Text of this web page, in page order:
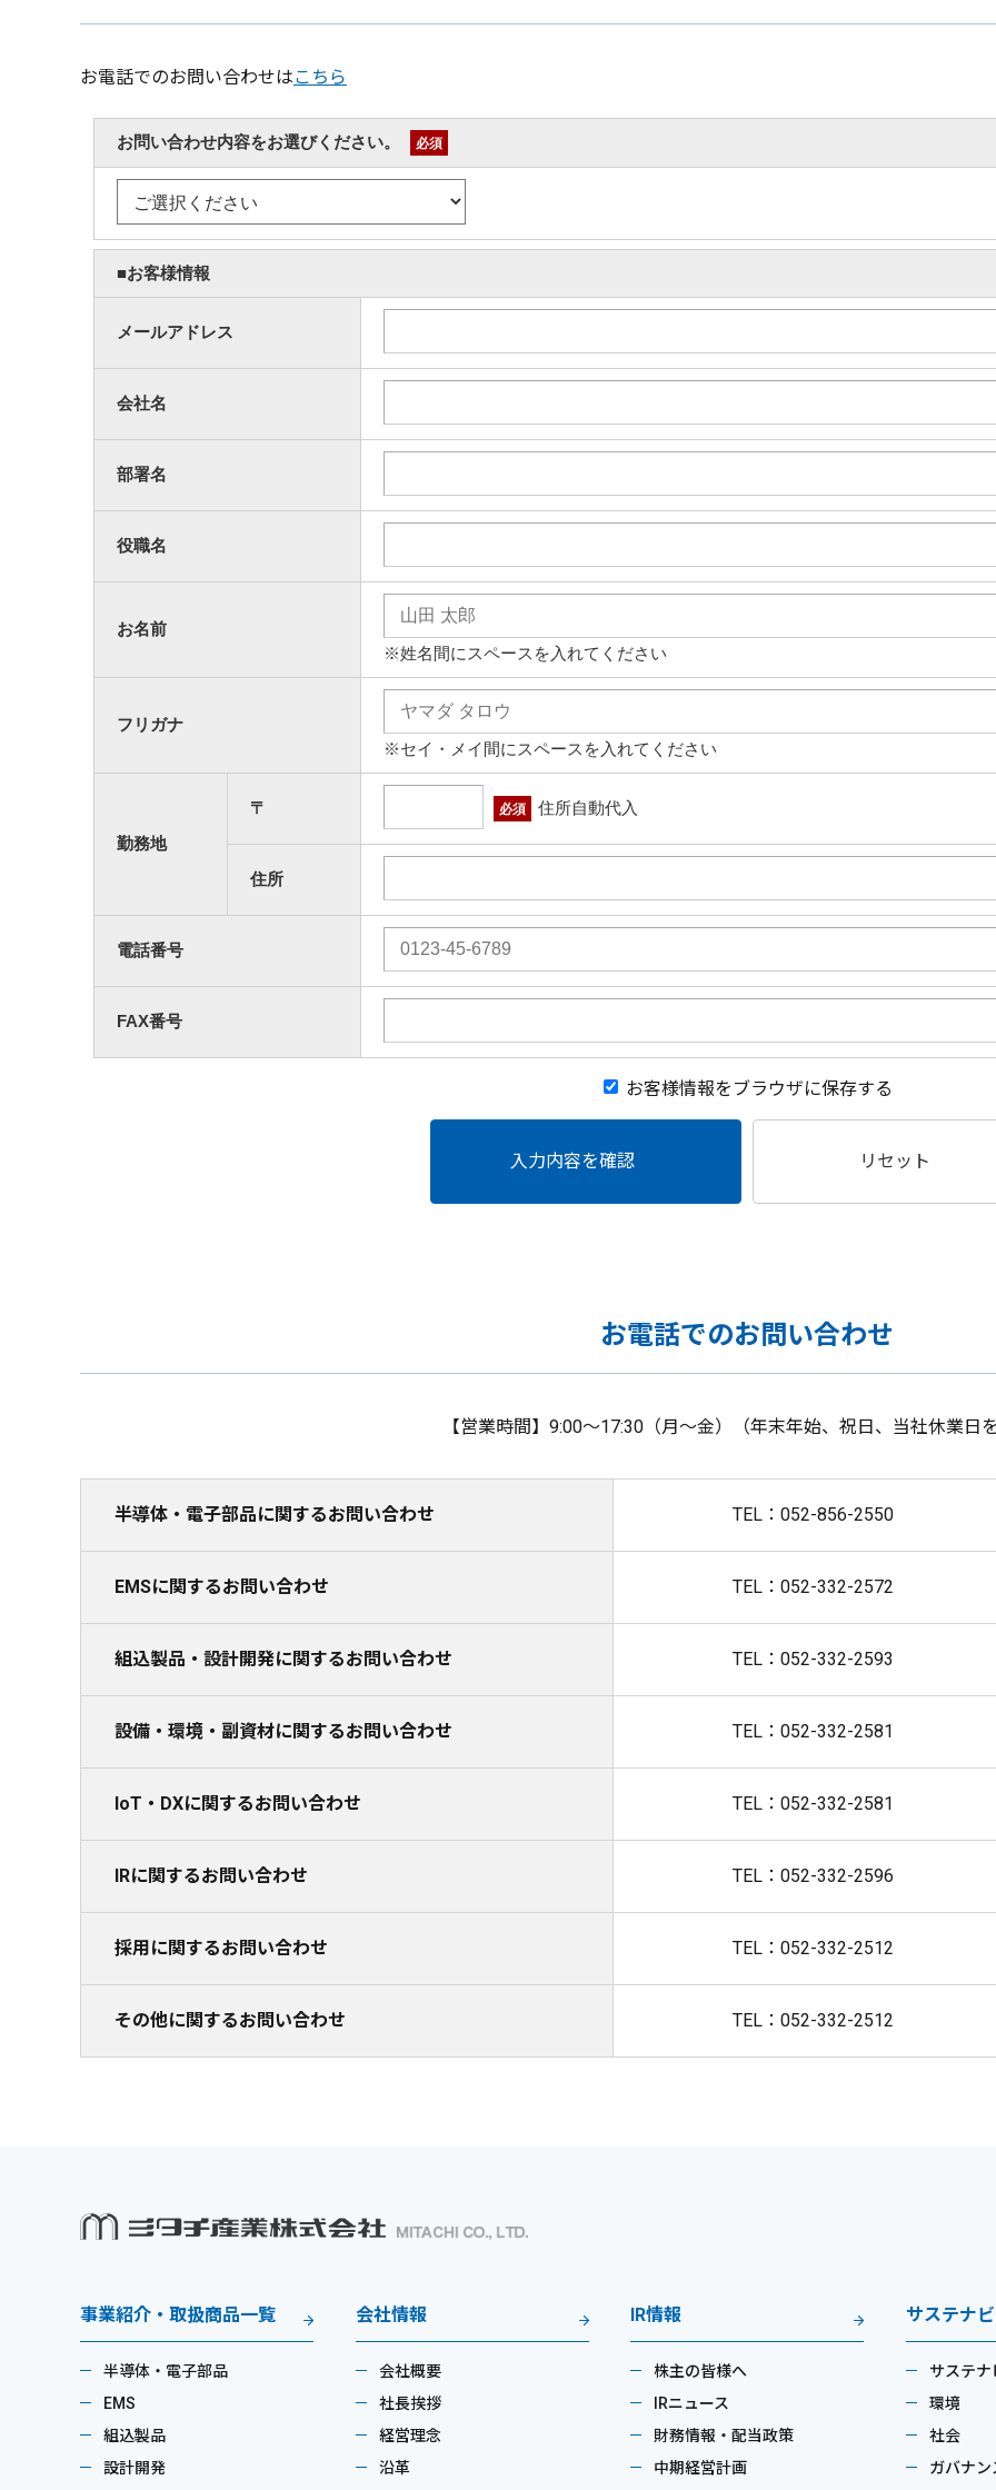
お電話でのお問い合わせはこちら
お問い合わせ内容をお選びください。 必須
■お客様情報
メールアドレス
会社名
部署名
役職名
お名前
※姓名間にスペースを入れてください
フリガナ
※セイ・メイ間にスペースを入れてください
勤務地
〒 必須 住所自動代入
住所
電話番号
FAX番号
お客様情報をブラウザに保存する
入力内容を確認 リセット
お電話でのお問い合わせ
【営業時間】9:00～17:30（月～金）（年末年始、祝日、当社休業日
半導体・電子部品に関するお問い合わせ TEL：052-856-2550
EMSに関するお問い合わせ TEL：052-332-2572
組込製品・設計開発に関するお問い合わせ TEL：052-332-2593
設備・環境・副資材に関するお問い合わせ TEL：052-332-2581
IoT・DXに関するお問い合わせ TEL：052-332-2581
IRに関するお問い合わせ TEL：052-332-2596
採用に関するお問い合わせ TEL：052-332-2512
その他に関するお問い合わせ TEL：052-332-2512
事業紹介・取扱商品一覧
半導体・電子部品
EMS
組込製品
設計開発
会社情報
会社概要
社長挨拶
経営理念
沿革
IR情報
株主の皆様へ
IRニュース
財務情報・配当政策
中期経営計画
サステナ
サステナ
環境
社会
ガバナン